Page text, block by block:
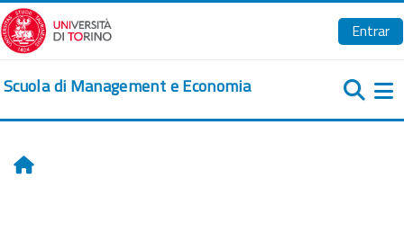
Salta al contenido principal
Entrar
Scuola di Management e Economia
Inicio